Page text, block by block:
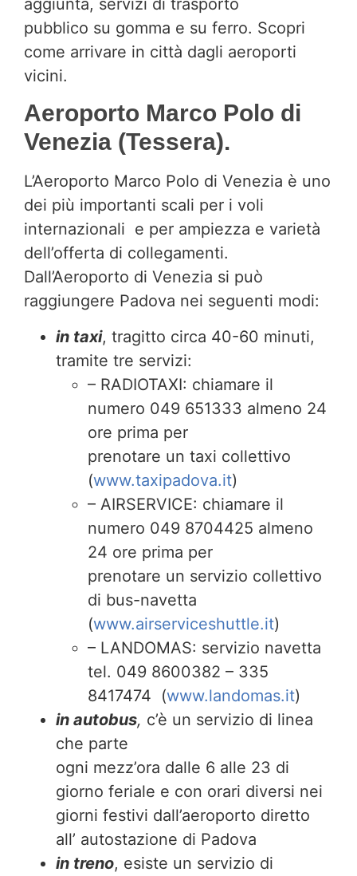
aggiunta, servizi di trasporto
pubblico su gomma e su ferro. Scopri
come arrivare in città dagli aeroporti
vicini.
Aeroporto Marco Polo di
Venezia (Tessera).
L’Aeroporto Marco Polo di Venezia è uno
dei più importanti scali per i voli
internazionali e per ampiezza e varietà
dell’offerta di collegamenti.
Dall’Aeroporto di Venezia si può
raggiungere Padova nei seguenti modi:
in taxi, tragitto circa 40-60 minuti,
tramite tre servizi:
– RADIOTAXI: chiamare il
numero 049 651333 almeno 24
ore prima per
prenotare un taxi collettivo
(www.taxipadova.it)
– AIRSERVICE: chiamare il
numero 049 8704425 almeno
24 ore prima per
prenotare un servizio collettivo
di bus-navetta
(www.airserviceshuttle.it)
– LANDOMAS: servizio navetta
tel. 049 8600382 – 335
8417474 (www.landomas.it)
in autobus, c’è un servizio di linea
che parte
ogni mezz’ora dalle 6 alle 23 di
giorno feriale e con orari diversi nei
giorni festivi dall’aeroporto diretto
all’ autostazione di Padova
in treno, esiste un servizio di